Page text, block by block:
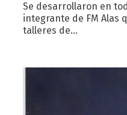
Se desarrollaron en
integrante de FM Alas
talleres de…